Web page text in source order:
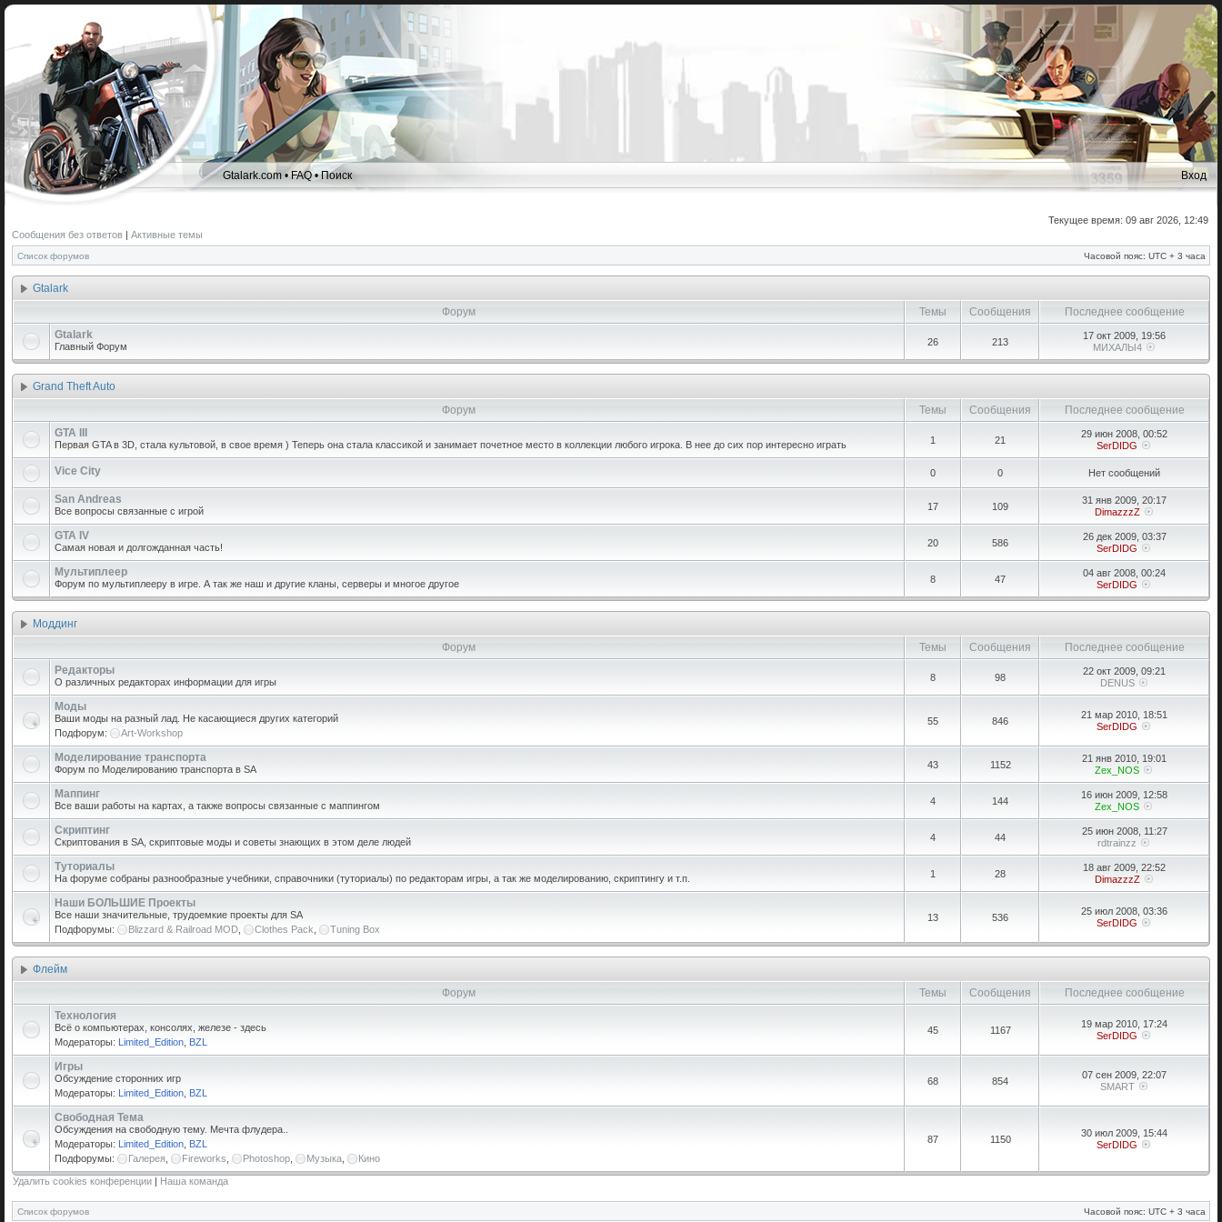
Gtalark.com •FAQ•Поиск Вход
Текущее время: 09 авг 2026, 12:49
Сообщения без ответов | Активные темы
Список форумов Часовой пояс: UTC + 3 часа
Gtalark
Форум
Темы Сообщения
Последнее сообщение
Gtalark
Главный Форум 26 213
17 окт 2009, 19:56
МИХАЛЫ4
Grand Theft Auto
Форум
Темы Сообщения
Последнее сообщение
GTA III
Первая GTA в 3D, стала культовой, в свое время ) Теперь она стала классикой и занимает почетное место в коллекции любого игрока. В нее до сих пор интересно играть 1 21
29 июн 2008, 00:52
SerDIDG
Vice City 0 0 Нет сообщений
San Andreas
Все вопросы связанные с игрой 17 109
31 янв 2009, 20:17
DimazzzZ
GTA IV
Самая новая и долгожданная часть! 20 586
26 дек 2009, 03:37
SerDIDG
Мультиплеер
Форум по мультиплееру в игре. А так же наш и другие кланы, серверы и многое другое 8 47
04 авг 2008, 00:24
SerDIDG
Моддинг
Форум
Темы Сообщения
Последнее сообщение
Редакторы
О различных редакторах информации для игры 8 98
22 окт 2009, 09:21
DENUS
Моды
Ваши моды на разный лад. Не касающиеся других категорий
Подфорум:
Art-Workshop
55 846
21 мар 2010, 18:51
SerDIDG
Моделирование транспорта
Форум по Моделированию транспорта в SA 43 1152
21 янв 2010, 19:01
Zex_NOS
Маппинг
Все ваши работы на картах, а также вопросы связанные с маппингом 4 144
16 июн 2009, 12:58
Zex_NOS
Скриптинг
Скриптования в SA, скриптовые моды и советы знающих в этом деле людей 4 44
25 июн 2008, 11:27
rdtrainzz
Туториалы
На форуме собраны разнообразные учебники, справочники (туториалы) по редакторам игры, а так же моделированию, скриптингу и т.п. 1 28
18 авг 2009, 22:52
DimazzzZ
Наши БОЛЬШИЕ Проекты
Все наши значительные, трудоемкие проекты для SA
Подфорумы:
Blizzard & Railroad MOD Clothes Pack Tuning Box
13 536
25 июл 2008, 03:36
SerDIDG
Флейм
Форум
Темы Сообщения
Последнее сообщение
Технология
Всё о компьютерах, консолях, железе - здесь
Модераторы: Limited_Edition BZL
45 1167
19 мар 2010, 17:24
SerDIDG
Игры
Обсуждение сторонних игр
Модераторы: Limited_Edition BZL
68 854
07 сен 2009, 22:07
SMART
Свободная Тема
Обсуждения на свободную тему. Мечта флудера..
Модераторы: Limited_Edition BZL
Подфорумы:
Галерея Fireworks Photoshop Музыка Кино
87 1150
30 июл 2009, 15:44
SerDIDG
Удалить cookies конференции | Наша команда
Список форумов Часовой пояс: UTC + 3 часа